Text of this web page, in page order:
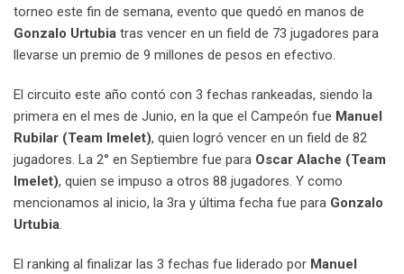
torneo este fin de semana, evento que quedó en manos de
Gonzalo Urtubia tras vencer en un field de 73 jugadores para
llevarse un premio de 9 millones de pesos en efectivo.
El circuito este año contó con 3 fechas rankeadas, siendo la
primera en el mes de Junio, en la que el Campeón fue Manuel
Rubilar (Team Imelet), quien logró vencer en un field de 82
jugadores. La 2° en Septiembre fue para Oscar Alache (Team
Imelet), quien se impuso a otros 88 jugadores. Y como
mencionamos al inicio, la 3ra y última fecha fue para Gonzalo
Urtubia.
El ranking al finalizar las 3 fechas fue liderado por Manuel